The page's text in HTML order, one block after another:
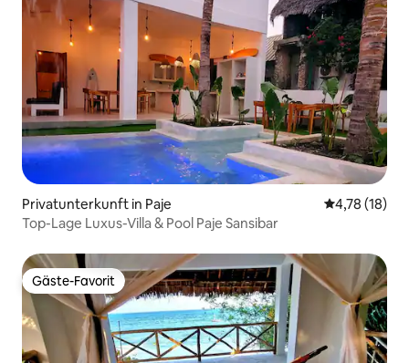
Privatunterkunft in Paje
4,78 (18)
Top-Lage Luxus-Villa & Pool Paje Sansibar
Gäste-Favorit
Gäste-Favorit